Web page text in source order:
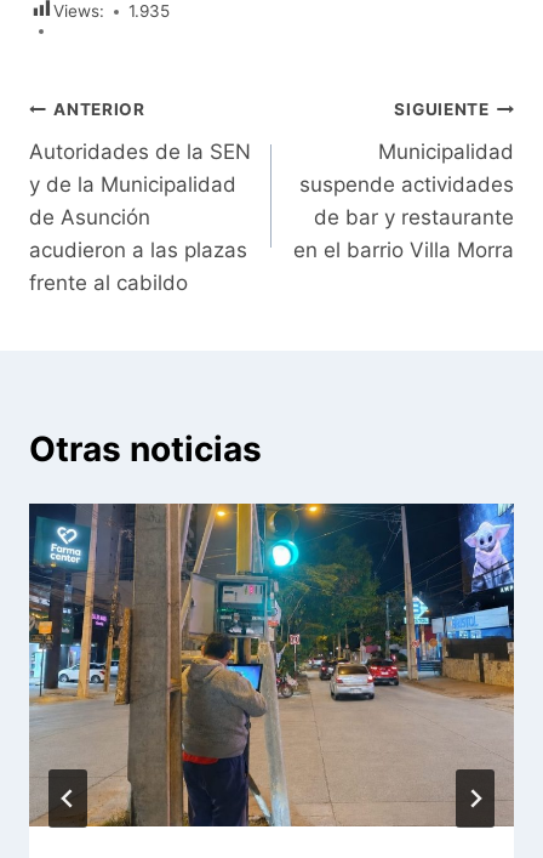
Views: 1.935
Navegación
de
entradas
ANTERIOR
Autoridades de la SEN
y de la Municipalidad
de Asunción
acudieron a las plazas
frente al cabildo
SIGUIENTE
Municipalidad
suspende actividades
de bar y restaurante
en el barrio Villa Morra
Otras noticias